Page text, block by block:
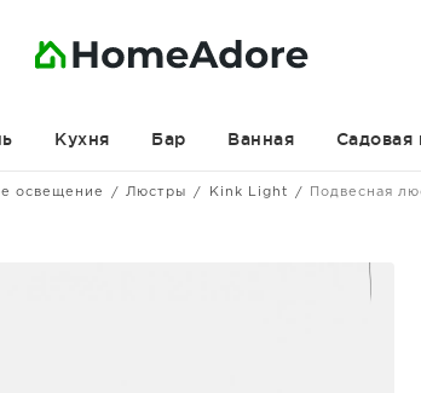
Кухня Бар Ванная Садовая
освещение Люстры Kink Light Подвесная